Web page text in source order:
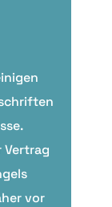
Vertrag
vor